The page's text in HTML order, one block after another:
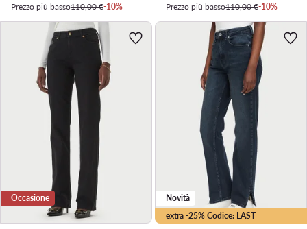
Prezzo più basso110,00 €-10%
Prezzo più basso110,00 €-10%
Occasione
extra -25% Codice: LAST
Novità